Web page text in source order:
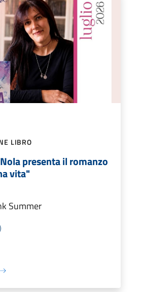
LIBRO
presenta il romanzo
vita"
Summer